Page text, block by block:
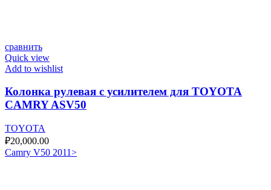
сравнить
Quick view
Add to wishlist
Колонка рулевая с усилителем для TOYOTA
CAMRY ASV50
TOYOTA
₽20,000.00
Camry V50 2011>